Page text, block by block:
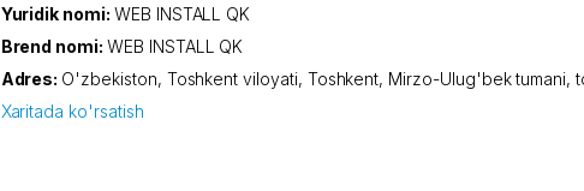
Yuridik nomi: WEB INSTALL QK
Brend nomi: WEB INSTALL QK
Adres: O'zbekiston, Toshkent viloyati, Toshkent, Mirzo-Ulug'bek tumani,
Xaritada ko'rsatish